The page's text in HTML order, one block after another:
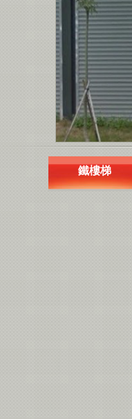
鐵樓梯